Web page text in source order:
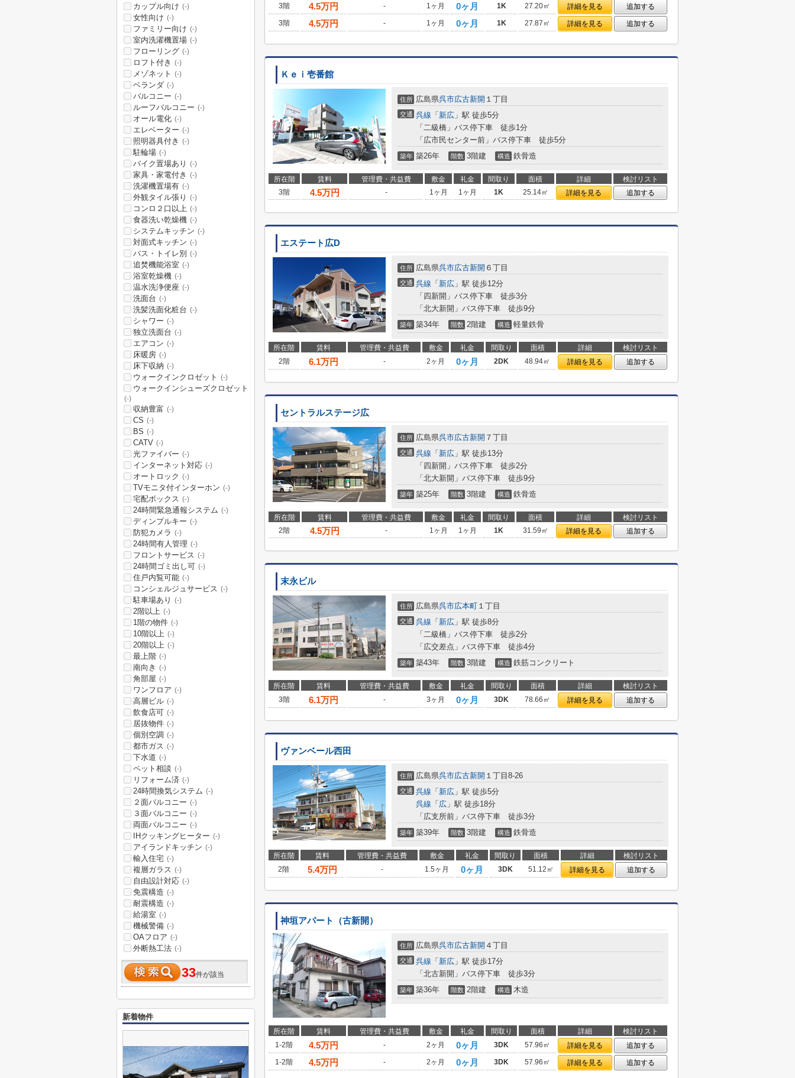
3階
4.5万円 - 1ヶ月 0ヶ月 1K 27.20㎡ 詳細を見る
追加する
3階
4.5万円 - 1ヶ月 0ヶ月 1K 27.87㎡ 詳細を見る 追加する
Ｋｅｉ壱番館
住所 広島県呉市広古新開 １丁目
交通 呉線 「 新広 」駅 徒歩5分
「二級橋」バス停下車 徒歩1分
「広市民センター前」バス停下車 徒歩5分
築年 築26年 階数 3階建 構造 鉄骨造
所在階 賃料 管理費・共益費 敷金 礼金 間取り 面積 詳細
検討リスト
3階
4.5万円 - 1ヶ月 1ヶ月 1K 25.14㎡ 詳細を見る 追加する
エステート広D
住所 広島県呉市広古新開 ６丁目
交通 呉線 「 新広 」駅 徒歩12分
「四新開」バス停下車 徒歩3分
「北大新開」バス停下車 徒歩9分
築年 築34年 階数 2階建 構造 軽量鉄骨
所在階 賃料 管理費・共益費 敷金 礼金 間取り 面積 詳細
検討リスト
2階
6.1万円 - 2ヶ月 0ヶ月 2DK 48.94㎡ 詳細を見る 追加する
セントラルステージ広
住所 広島県呉市広古新開 ７丁目
交通 呉線 「 新広 」駅 徒歩13分
「四新開」バス停下車 徒歩2分
「北大新開」バス停下車 徒歩9分
築年 築25年 階数 3階建 構造 鉄骨造
所在階 賃料 管理費・共益費 敷金 礼金 間取り 面積 詳細
検討リスト
2階
4.5万円 - 1ヶ月 1ヶ月 1K 31.59㎡ 詳細を見る 追加する
末永ビル
住所 広島県呉市広本町 １丁目
交通 呉線 「 新広 」駅 徒歩8分
「二級橋」バス停下車 徒歩2分
「広交差点」バス停下車 徒歩4分
築年 築43年 階数 3階建 構造 鉄筋コンクリート
所在階 賃料 管理費・共益費 敷金 礼金 間取り 面積 詳細
検討リスト
3階
6.1万円 - 3ヶ月 0ヶ月 3DK 78.66㎡ 詳細を見る 追加する
ヴァンベール西田
住所 広島県呉市広古新開 １丁目8-26
交通 呉線 「 新広 」駅 徒歩5分
呉線 「 広 」駅 徒歩18分
「広支所前」バス停下車 徒歩3分
築年 築39年 階数 3階建 構造 鉄骨造
所在階 賃料 管理費・共益費 敷金 礼金 間取り 面積 詳細
検討リスト
2階
5.4万円 - 1.5ヶ月 0ヶ月 3DK 51.12㎡ 詳細を見る 追加する
神垣アパート（古新開）
住所 広島県呉市広古新開 ４丁目
交通 呉線 「 新広 」駅 徒歩17分
「北古新開」バス停下車 徒歩3分
築年 築36年 階数 2階建 構造 木造
所在階 賃料 管理費・共益費 敷金 礼金 間取り 面積 詳細
検討リスト
1-2階
4.5万円 - 2ヶ月 0ヶ月 3DK 57.96㎡ 詳細を見る
追加する
1-2階
4.5万円 - 2ヶ月 0ヶ月 3DK 57.96㎡ 詳細を見る 追加する
カップル向け (-)
女性向け (-)
ファミリー向け (-)
室内洗濯機置場 (-)
フローリング (-)
ロフト付き (-)
メゾネット (-)
ベランダ (-)
バルコニー (-)
ルーフバルコニー (-)
オール電化 (-)
エレベーター (-)
照明器具付き (-)
駐輪場 (-)
バイク置場あり (-)
家具・家電付き (-)
洗濯機置場有 (-)
外観タイル張り (-)
コンロ２口以上 (-)
食器洗い乾燥機 (-)
システムキッチン (-)
対面式キッチン (-)
バス・トイレ別 (-)
追焚機能浴室 (-)
浴室乾燥機 (-)
温水洗浄便座 (-)
洗面台 (-)
洗髪洗面化粧台 (-)
シャワー (-)
独立洗面台 (-)
エアコン (-)
床暖房 (-)
床下収納 (-)
ウォークインクロゼット (-)
ウォークインシューズクロゼット
(-)
収納豊富 (-)
CS (-)
BS (-)
CATV (-)
光ファイバー (-)
インターネット対応 (-)
オートロック (-)
TVモニタ付インターホン (-)
宅配ボックス (-)
24時間緊急通報システム (-)
ディンプルキー (-)
防犯カメラ (-)
24時間有人管理 (-)
フロントサービス (-)
24時間ゴミ出し可 (-)
住戸内覧可能 (-)
コンシェルジュサービス (-)
駐車場あり (-)
2階以上 (-)
1階の物件 (-)
10階以上 (-)
20階以上 (-)
最上階 (-)
南向き (-)
角部屋 (-)
ワンフロア (-)
高層ビル (-)
飲食店可 (-)
居抜物件 (-)
個別空調 (-)
都市ガス (-)
下水道 (-)
ペット相談 (-)
リフォーム済 (-)
24時間換気システム (-)
２面バルコニー (-)
３面バルコニー (-)
両面バルコニー (-)
IHクッキングヒーター (-)
アイランドキッチン (-)
輸入住宅 (-)
複層ガラス (-)
自由設計対応 (-)
免震構造 (-)
耐震構造 (-)
給湯室 (-)
機械警備 (-)
OAフロア (-)
外断熱工法 (-)
33件が該当
新着物件